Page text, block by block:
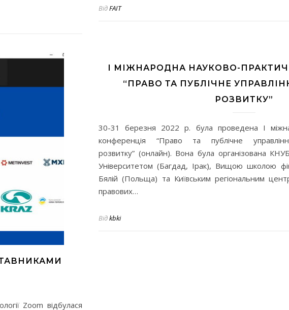
ВідFAIT
Zoom відбулася
I МІЖНАРОДНА НАУКОВО-
“ПРАВО ТА ПУБЛІЧНЕ
РОЗВИТКУ”
30-31 березня 2022 р. була проведена I
конференція “Право та публічне
розвитку” (онлайн). Вона була організована
Університетом (Багдад, Ірак), Вищою школою
Бялій (Польща) та Київським регіональним
правових…
Відkbki